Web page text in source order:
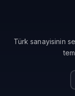
Türk sanayisinin